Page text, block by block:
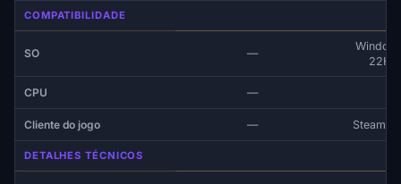
COMPATIBILIDADE
SO —
CPU —
Cliente do jogo — Steam,
DETALHES TÉCNICOS